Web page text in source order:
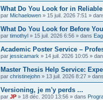
What Do You Look for in
par Michaelowen » 15 juil. 2026 7:51 »
What Do You Look for Before
par timothyl » 15 juil. 2026 6:56 » dans
Academic Poster Service –
par jessicamark » 14 juil. 2026 10:05 »
Master Thesis Help Service:
par christinejohn » 13 juil. 2026 8:27 » dans
Versioning, je m'y perds ...
par JP » 18 déc. 2010 13:56 » dans